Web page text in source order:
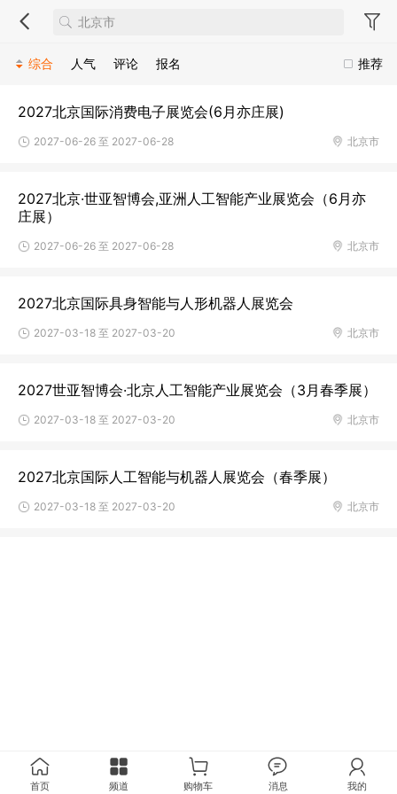
推荐
综合 人气 评论 报名
2027北京国际消费电子展览会(6月亦庄展)
北京市
2027-06-26 至 2027-06-28
2027北京·世亚智博会,亚洲人工智能产业展览会（6月亦
庄展）
北京市
2027-06-26 至 2027-06-28
2027北京国际具身智能与人形机器人展览会
北京市
2027-03-18 至 2027-03-20
2027世亚智博会·北京人工智能产业展览会（3月春季展）
北京市
2027-03-18 至 2027-03-20
2027北京国际人工智能与机器人展览会（春季展）
北京市
2027-03-18 至 2027-03-20
首页 频道 购物车 消息 我的